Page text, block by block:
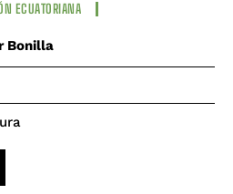
ECUATORIANA
Bonilla